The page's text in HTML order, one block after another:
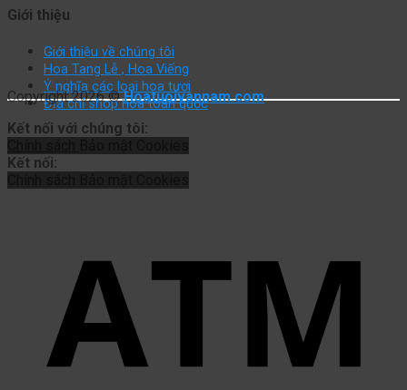
Giới thiệu
Giới thiệu về chúng tôi
Hoa Tang Lễ , Hoa Viếng
Ý nghĩa các loại hoa tươi
Địa chỉ shop hoa toàn quốc
Copyright 2026 ©Hoatuoivannam.com
Kết nối với chúng tôi:
Kết nối: